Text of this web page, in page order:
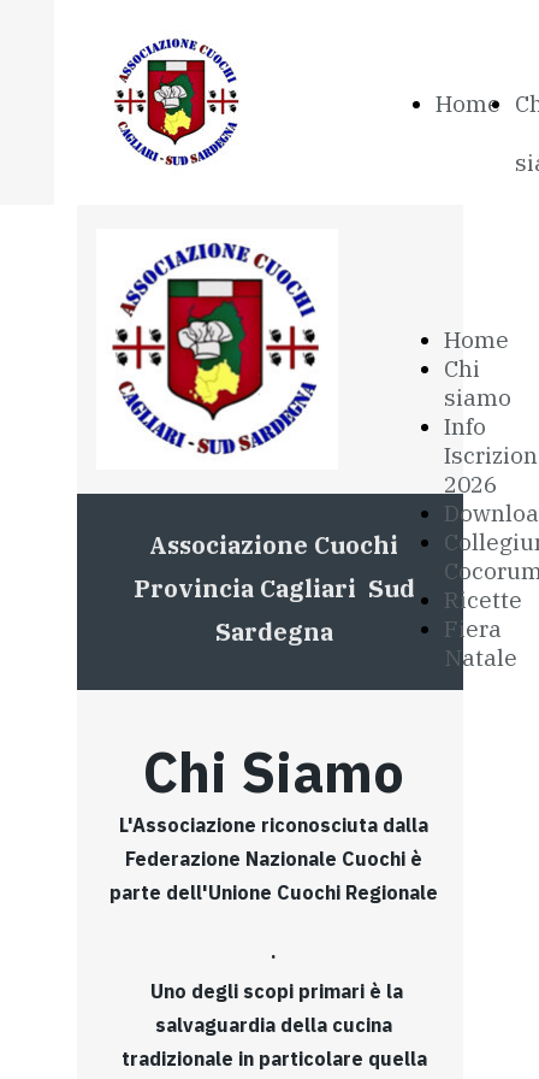
Home
Associazione Cuochi
Provincia Cagliari Sud
Sardegna
Chi Siamo
L'Associazione riconosciuta dalla
Federazione Nazionale Cuochi è
parte dell'Unione Cuochi Regionale
.
Uno degli scopi primari è la
salvaguardia della cucina
tradizionale in particolare quella
Home
Chi
siamo
Info
2026
Ricette
Fiera
Natale